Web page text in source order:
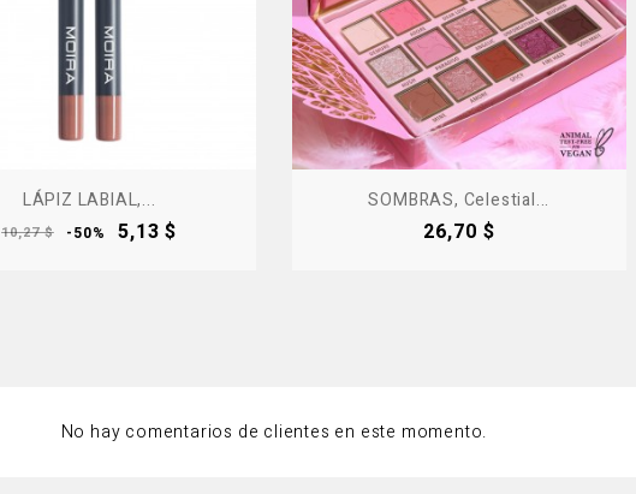
LÁPIZ LABIAL,...
Precio
10,27 $ -50% Precio
5,13 $
SOMBRAS, Celestial...
Precio
26,70 $
No hay comentarios de clientes en este momento.